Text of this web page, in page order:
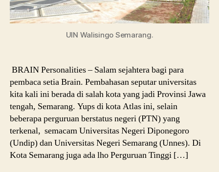
UIN Walisingo Semarang.
BRAIN Personalities – Salam sejahtera bagi para
pembaca setia Brain. Pembahasan seputar universitas
kita kali ini berada di salah kota yang jadi Provinsi Jawa
tengah, Semarang. Yups di kota Atlas ini, selain
beberapa perguruan berstatus negeri (PTN) yang
terkenal, semacam Universitas Negeri Diponegoro
(Undip) dan Universitas Negeri Semarang (Unnes). Di
Kota Semarang juga ada lho Perguruan Tinggi […]